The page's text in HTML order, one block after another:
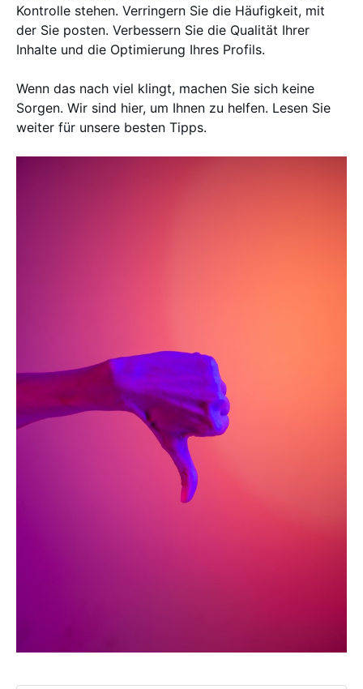
Kontrolle stehen. Verringern Sie die Häufigkeit, mit
der Sie posten. Verbessern Sie die Qualität Ihrer
Inhalte und die Optimierung Ihres Profils.
Wenn das nach viel klingt, machen Sie sich keine
Sorgen. Wir sind hier, um Ihnen zu helfen. Lesen Sie
weiter für unsere besten Tipps.